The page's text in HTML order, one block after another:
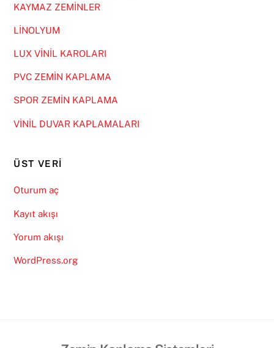
KAYMAZ ZEMİNLER
LİNOLYUM
LUX VİNİL KAROLARI
PVC ZEMİN KAPLAMA
SPOR ZEMİN KAPLAMA
VİNİL DUVAR KAPLAMALARI
ÜST VERI
Oturum aç
Kayıt akışı
Yorum akışı
WordPress.org